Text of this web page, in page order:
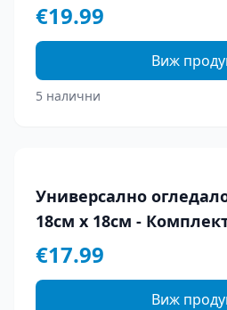
€19.99
Виж
5 налични
Универсално
18см х 18см -
€17.99
Виж